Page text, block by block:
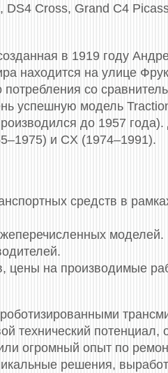
DS4 Cross, Grand C4
в 1919 году
находится на улице
со
успешную модель
до 1957 года).
и CX (1974–1991).
средств в
моделей.
цены на производимые
технический потенциал,
огромный опыт по
решения,